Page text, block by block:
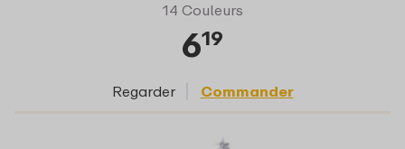
14 Couleurs
619
Regarder Commander